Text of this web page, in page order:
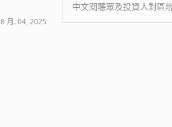
8 月. 04, 2025
中文閱聽眾及投資人對區